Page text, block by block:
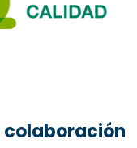
colaboración